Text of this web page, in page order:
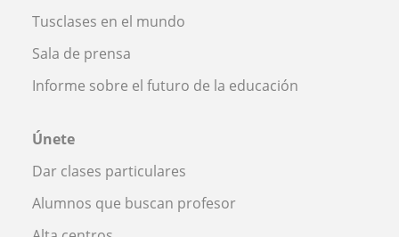
Tusclases en el mundo
Sala de prensa
Informe sobre el futuro de la educación
Únete
Dar clases particulares
Alumnos que buscan profesor